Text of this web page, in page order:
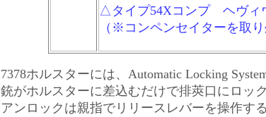
△タイプ54Xコンプ ヘヴィ
（※コンペンセイターを取
7378ホルスターには、Automatic Locking
銃がホルスターに差込むだけで排莢口にロッ
アンロックは親指でリリースレバーを操作す